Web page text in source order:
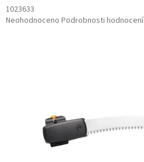
1023633
Průměrné
Neohodnoceno Podrobnosti hodnocení